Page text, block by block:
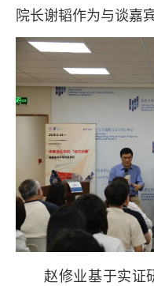
院长谢韬作为与谈嘉
赵修业基于实证